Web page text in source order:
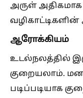
அருள் அதிகமாக
வழிகாட்டிகளின்
ஆரோக்கியம்
உடல்நலத்தில்
குறையலாம்.
படிப்படியாக